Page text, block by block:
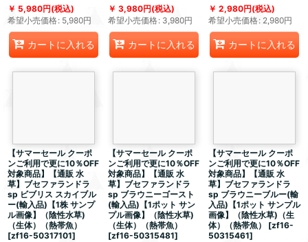
5,980円(税込)
希望小売価格: 5,980円
カートに入れる
3,980円(税込)
希望小売価格: 3,980円
カートに入れる
2,980円(税込)
希望小売価格: 2,980円
カートに入れる
【サマーセール クーポ
ンご利用で更に10％OFF
対象商品】【通販 水
草】ブセファランドラ
sp ビブリス スカイブル
ー(輸入品)【1株 サンプ
ル画像】（陰性水草)
（生体）（熱帯魚）
[zf16-50317101]
【サマーセール クーポ
ンご利用で更に10％OFF
対象商品】【通販 水
草】ブセファランドラ
sp ブラウニーゴースト
(輸入品)【1ポット サン
プル画像】（陰性水草)
（生体）（熱帯魚）
[zf16-50315481]
【サマーセール クーポ
ンご利用で更に10％OFF
対象商品】【通販 水
草】ブセファランドラ
sp ブラウニーブルー(輸
入品)【1ポット サンプル
画像】（陰性水草)（生
体）（熱帯魚）
[zf16-
50315461]